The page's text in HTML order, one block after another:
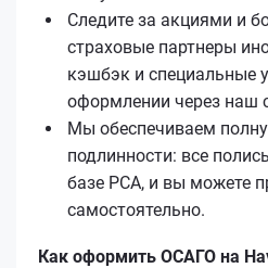
Следите за акциями и
страховые партнеры
кэшбэк и специальные
оформлении через наш
Мы обеспечиваем
подлинности: все
базе РСА, и вы можете
самостоятельно.
Как оформить ОСАГО на